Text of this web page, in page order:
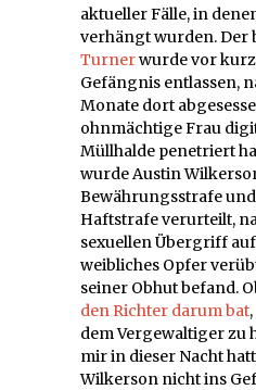
aktueller Fälle, in
verhängt wurden. Der
Turnerwurde vor
Gefängnis entlassen,
Monate dort
ohnmächtige Frau
Müllhalde penetriert
wurde Austin
Bewährungsstrafe
Haftstrafe verurteilt,
sexuellen Übergriff
weibliches Opfer
seiner Obhut befand.
den Richter darum bat
dem Vergewaltiger zu
mir in dieser Nacht
Wilkerson nicht ins